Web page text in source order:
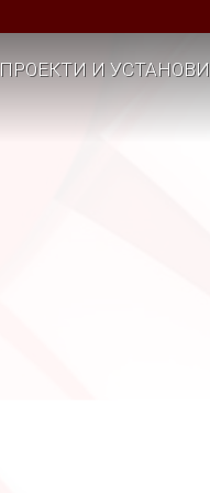
ПРОЕКТИ И УСТАНОВИ